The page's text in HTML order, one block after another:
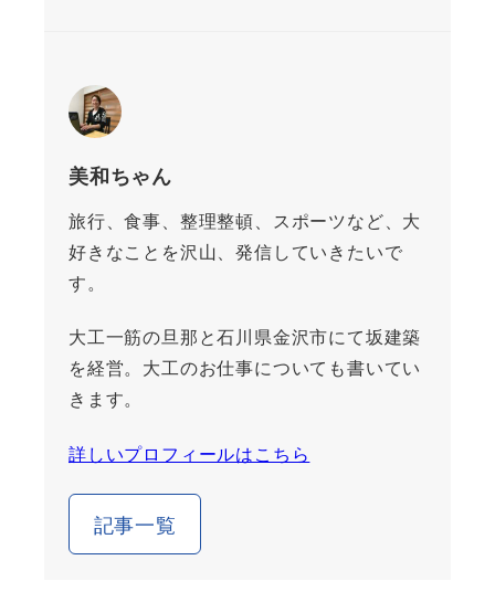
美和ちゃん
旅行、食事、整理整頓、スポーツなど、大
好きなことを沢山、発信していきたいで
す。
大工一筋の旦那と石川県金沢市にて坂建築
を経営。大工のお仕事についても書いてい
きます。
詳しいプロフィールはこちら
記事一覧